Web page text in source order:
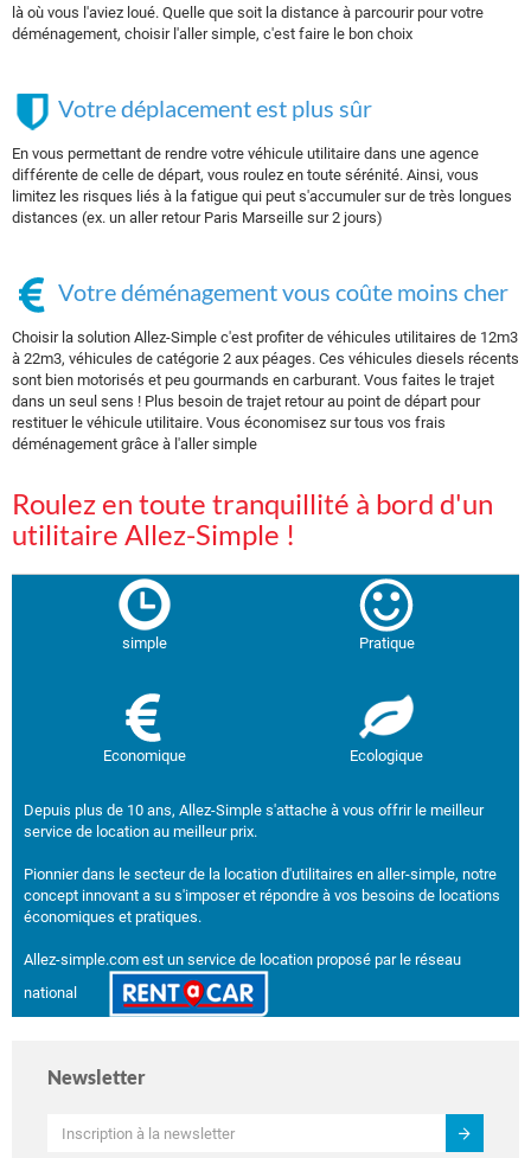
là où vous l'aviez loué. Quelle que soit la distance à parcourir pour votre
déménagement, choisir l'aller simple, c'est faire le bon choix
Votre déplacement est plus sûr
En vous permettant de rendre votre véhicule utilitaire dans une agence
différente de celle de départ, vous roulez en toute sérénité. Ainsi, vous
limitez les risques liés à la fatigue qui peut s'accumuler sur de très longues
distances (ex. un aller retour Paris Marseille sur 2 jours)
Votre déménagement vous coûte moins cher
Choisir la solution Allez-Simple c'est profiter de véhicules utilitaires de 12m3
à 22m3, véhicules de catégorie 2 aux péages. Ces véhicules diesels récents
sont bien motorisés et peu gourmands en carburant. Vous faites le trajet
dans un seul sens ! Plus besoin de trajet retour au point de départ pour
restituer le véhicule utilitaire. Vous économisez sur tous vos frais
déménagement grâce à l'aller simple
Roulez en toute tranquillité à bord d'un
utilitaire Allez-Simple !
simple Pratique
Economique Ecologique
Depuis plus de 10 ans, Allez-Simple s'attache à vous offrir le meilleur
service de location au meilleur prix.
Pionnier dans le secteur de la location d'utilitaires en aller-simple, notre
concept innovant a su s'imposer et répondre à vos besoins de locations
économiques et pratiques.
Allez-simple.com est un service de location proposé par le réseau
national
Newsletter